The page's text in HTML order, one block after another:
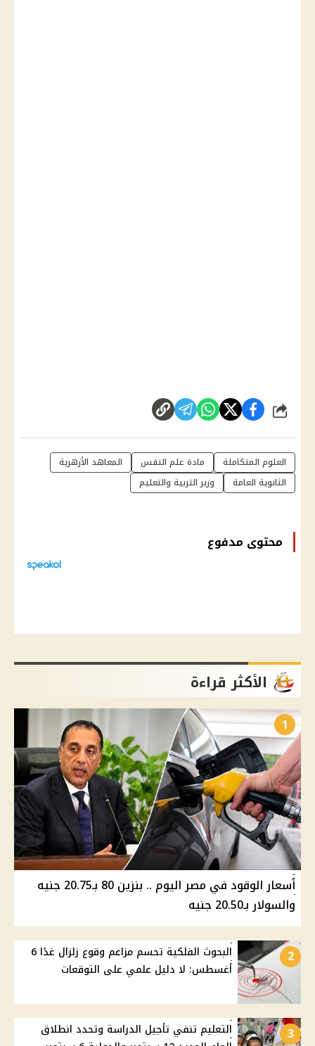
شارك
العلوم المتكاملة مادة علم النفس
المعاهد الأزهرية
الثانوية العامة
وزير التربية والتعليم
محتوى مدفوع
الأكثر قراءة
1
أسعار الوقود في مصر اليوم .. بنزين 80 بـ20.75 جنيه
والسولار بـ20.50 جنيه
2
البحوث الفلكية تحسم مزاعم وقوع زلزال غدًا 6
أغسطس: لا دليل علمي على التوقعات
3
التعليم تنفي تأجيل الدراسة وتحدد انطلاق